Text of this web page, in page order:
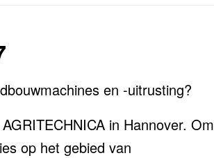
en -uitrusting?
in Hannover. Om
op het gebied van